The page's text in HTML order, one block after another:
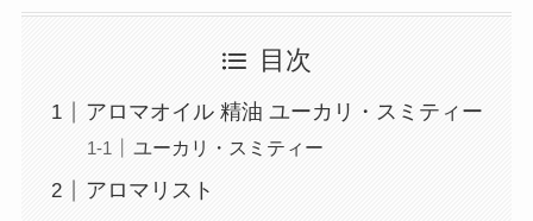
目次
アロマオイル 精油 ユーカリ・スミティー
ユーカリ・スミティー
アロマリスト